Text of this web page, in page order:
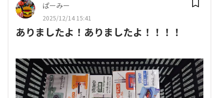
ぱーみー
2025/12/14 15:41
ありましたよ！ありましたよ！！！！